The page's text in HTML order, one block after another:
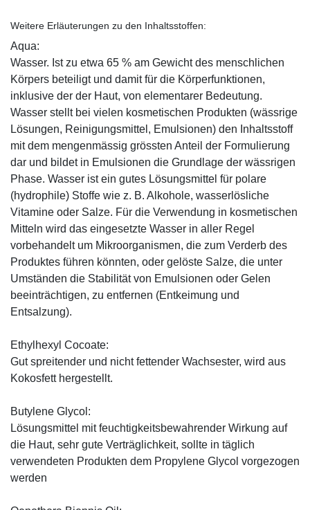
Weitere Erläuterungen zu den Inhaltsstoffen:
Aqua:
Wasser. Ist zu etwa 65 % am Gewicht des menschlichen
Körpers beteiligt und damit für die Körperfunktionen,
inklusive der der Haut, von elementarer Bedeutung.
Wasser stellt bei vielen kosmetischen Produkten (wässrige
Lösungen, Reinigungsmittel, Emulsionen) den Inhaltsstoff
mit dem mengenmässig grössten Anteil der Formulierung
dar und bildet in Emulsionen die Grundlage der wässrigen
Phase. Wasser ist ein gutes Lösungsmittel für polare
(hydrophile) Stoffe wie z. B. Alkohole, wasserlösliche
Vitamine oder Salze. Für die Verwendung in kosmetischen
Mitteln wird das eingesetzte Wasser in aller Regel
vorbehandelt um Mikroorganismen, die zum Verderb des
Produktes führen könnten, oder gelöste Salze, die unter
Umständen die Stabilität von Emulsionen oder Gelen
beeinträchtigen, zu entfernen (Entkeimung und
Entsalzung).
Ethylhexyl Cocoate:
Gut spreitender und nicht fettender Wachsester, wird aus
Kokosfett hergestellt.
Butylene Glycol:
Lösungsmittel mit feuchtigkeitsbewahrender Wirkung auf
die Haut, sehr gute Verträglichkeit, sollte in täglich
verwendeten Produkten dem Propylene Glycol vorgezogen
werden